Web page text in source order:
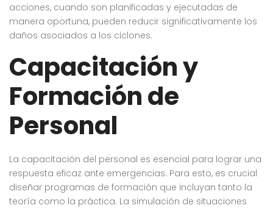
acciones, cuando son planificadas y ejecutadas de
manera oportuna, pueden reducir significativamente los
daños asociados a los ciclones.
Capacitación y
Formación de
Personal
La capacitación del personal es esencial para lograr una
respuesta eficaz ante emergencias. Para esto, es crucial
diseñar programas de formación que incluyan tanto la
teoría como la práctica. La simulación de situaciones